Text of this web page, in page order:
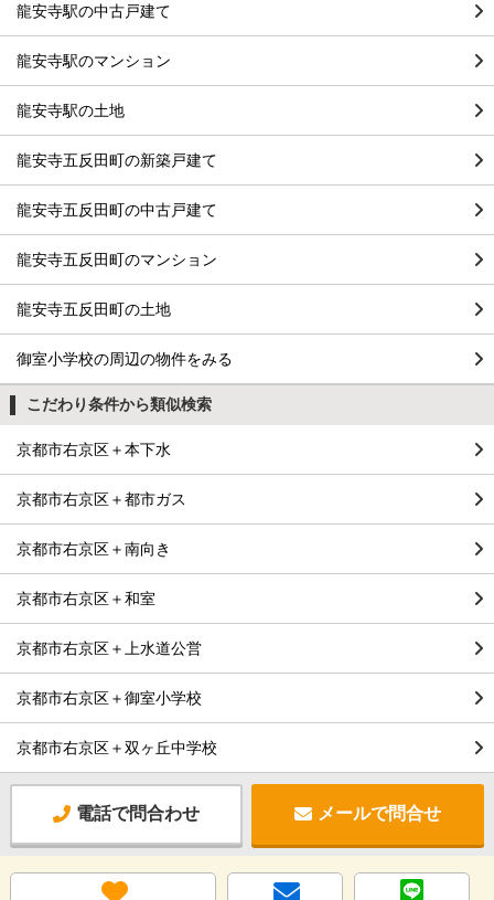
龍安寺駅の中古戸建て
龍安寺駅のマンション
龍安寺駅の土地
龍安寺五反田町の新築戸建て
龍安寺五反田町の中古戸建て
龍安寺五反田町のマンション
龍安寺五反田町の土地
御室小学校の周辺の物件をみる
こだわり条件から類似検索
京都市右京区＋本下水
京都市右京区＋都市ガス
京都市右京区＋南向き
京都市右京区＋和室
京都市右京区＋上水道公営
京都市右京区＋御室小学校
京都市右京区＋双ヶ丘中学校
電話で問合わせ メールで問合せ